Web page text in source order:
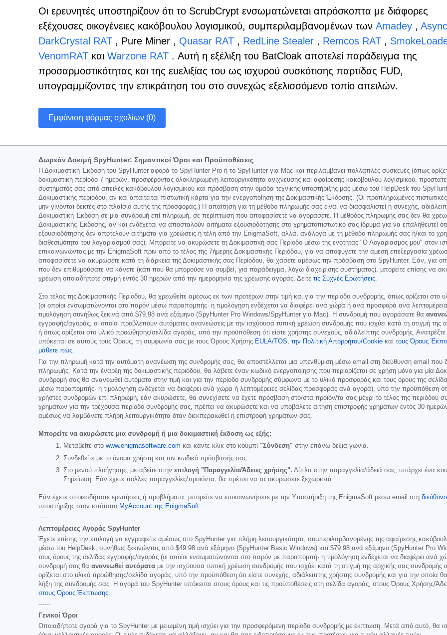
Οι ερευνητές υποστηρίζουν ότι το ScrubCrypt ενσωματώνεται απρόσκοπτα με διάφορες
εξέχουσες οικογένειες κακόβουλου λογισμικού, συμπεριλαμβανομένων των Amadey ,
DarkCrystal RAT , Pure Miner , Quasar RAT , RedLine Stealer , Remcos RAT ,
VenomRAT και Warzone RAT . Αυτή η εξέλιξη του BatCloak αποτελεί παράδειγμα της
προσαρμοστικότητας και της ευελιξίας του ως ισχυρού συσκότισης παρτίδας FUD,
υπογραμμίζοντας την επικράτηση του στο συνεχώς εξελισσόμενο τοπίο απειλών.
Εμφάνιση φόρμας σχολίων (0)
Δωρεάν Δοκιμή SpyHunter: Σημαντικοί Όροι και Προϋποθέσεις
Η Δοκιμαστική Έκδοση του SpyHunter αφορά το SpyHunter Pro ή το SpyHunter για Mac και περιλαμβάνει πολλαπλές συσκευές (όπως
δοκιμαστική περίοδο 7 ημερών, προσφέροντας ολοκληρωμένη λειτουργικότητα ανίχνευσης και αφαίρεσης κακόβουλου λογισμικού,
συστήματός σας από απειλές κακόβουλου λογισμικού και πρόσβαση στην ομάδα τεχνικής υποστήριξής μας μέσω του HelpDesk του
Δοκιμαστικής περιόδου, αν και απαιτείται πιστωτική κάρτα για την ενεργοποίηση της Δοκιμαστικής Έκδοσης. (Οι προπληρωμένες
μην γίνονται δεκτές στο πλαίσιο αυτής της προσφοράς.) Η απαίτηση για τη μέθοδο πληρωμής σας είναι να διασφαλιστεί η συνεχής,
Δοκιμαστική Έκδοση σε μια συνδρομή επί πληρωμή, σε περίπτωση που αποφασίσετε να αγοράσετε. Η μέθοδος πληρωμής σας δεν θα
Δοκιμαστικής Έκδοσης, αν και ενδέχεται να αποσταλούν αιτήματα εξουσιοδότησης στο χρηματοπιστωτικό σας ίδρυμα για να επαληθευτεί
εξουσιοδότησης δεν αποτελούν αιτήματα για χρεώσεις ή τέλη από την EnigmaSoft, αλλά, ανάλογα με τη μέθοδο πληρωμής σας ή/και το
διαθεσιμότητα του λογαριασμού σας). Μπορείτε να ακυρώσετε τη Δοκιμαστική σας Περίοδο μέσω της ενότητας "Ο Λογαριασμός μου" στον
επικοινωνώντας με την EnigmaSoft πριν από το τέλος της 7ήμερης Δοκιμαστικής Περιόδου, για να αποφύγετε την άμεση επεξεργασία
αποφασίσετε να ακυρώσετε κατά τη διάρκεια της Δοκιμαστικής σας Περίοδου, θα χάσετε αμέσως την πρόσβαση στο SpyHunter. Εάν, για
που δεν επιθυμούσατε να κάνετε (κάτι που θα μπορούσε να συμβεί, για παράδειγμα, λόγω διαχείρισης συστήματος), μπορείτε επίσης να
χρέωση οποιαδήποτε στιγμή εντός 30 ημερών από την ημερομηνία της χρέωσης αγοράς. Δείτε τις Συχνές Ερωτήσεις.
Στο τέλος της Δοκιμαστικής Περίοδου, θα χρεωθείτε αμέσως εκ των προτέρων στην τιμή και για την περίοδο συνδρομής, όπως ορίζεται
(οι οποίοι ενσωματώνονται στο παρόν μέσω παραπομπής· η τιμολόγηση ενδέχεται να διαφέρει ανά χώρα ή ανά προσφορά ανά
τιμολόγηση συνήθως ξεκινά από $79.98 ανά εξάμηνο (SpyHunter Pro Windows/SpyHunter για Mac). Η συνδρομή που αγοράσατε θα
εγγραφής/αγοράς, οι οποίοι προβλέπουν αυτόματες ανανεώσεις με την ισχύουσα τυπική χρέωση συνδρομής που ισχύει κατά τη στιγμή της
ή όπως ορίζεται στο υλικό προώθησης/σελίδα αγοράς, υπό την προϋπόθεση ότι είστε χρήστης συνεχούς, αδιάλειπτης συνδρομής.
υπόκειται σε αυτούς τους Όρους, τη συμφωνία σας με τους Όρους Χρήσης EULA/TOS, την Πολιτική Απορρήτου/Cookie και τους Όρους
μάθετε πώς.
Για την πληρωμή κατά την αυτόματη ανανέωση της συνδρομής σας, θα αποστέλλεται μια υπενθύμιση μέσω email στη διεύθυνση email
πληρωμής. Κατά την έναρξη της δοκιμαστικής περιόδου, θα λάβετε έναν κωδικό ενεργοποίησης που περιορίζεται σε χρήση μόνο για μία
συνδρομή σας θα ανανεωθεί αυτόματα στην τιμή και για την περίοδο συνδρομής σύμφωνα με το υλικό προσφοράς και τους όρους της
μέσω παραπομπής· η τιμολόγηση ενδέχεται να διαφέρει ανά χώρα ή λεπτομέρειες σελίδας προσφοράς ανά αγορά), υπό την προϋπόθεση
χρήστες συνδρομών επί πληρωμή, εάν ακυρώσετε, θα συνεχίσετε να έχετε πρόσβαση στο/στα προϊόν/τα σας μέχρι το τέλος της περιόδου
χρημάτων για την τρέχουσα περίοδο συνδρομής σας, πρέπει να ακυρώσετε και να υποβάλετε αίτηση επιστροφής χρημάτων εντός 30
αμέσως να λαμβάνετε πλήρη λειτουργικότητα όταν διεκπεραιωθεί η επιστροφή χρημάτων σας.
Μπορείτε να ακυρώσετε μια συνδρομή ή μια δοκιμαστική έκδοση ως εξής:
Μεταβείτε στο www.enigmasoftware.com και κάντε κλικ στο κουμπί "Σύνδεση" στην επάνω δεξιά γωνία.
Συνδεθείτε με το όνομα χρήστη και τον κωδικό πρόσβασής σας.
Στο μενού πλοήγησης, μεταβείτε στην επιλογή "Παραγγελία/Άδειες χρήσης". Δίπλα στην παραγγελία/άδειά σας, υπάρχει ένα
Σημείωση: Εάν έχετε πολλές παραγγελίες/προϊόντα, θα πρέπει να τα ακυρώσετε ξεχωριστά.
Εάν έχετε οποιεσδήποτε ερωτήσεις ή προβλήματα, μπορείτε να επικοινωνήσετε με την Υποστήριξη της EnigmaSoft μέσω email στη
υποστήριξης στον ιστότοπο MyAccount της EnigmaSoft.
------
Λεπτομέρειες Αγοράς SpyHunter
Έχετε επίσης την επιλογή να εγγραφείτε αμέσως στο SpyHunter για πλήρη λειτουργικότητα, συμπεριλαμβανομένης της αφαίρεσης
μέσω του HelpDesk, συνήθως ξεκινώντας από $49.98 ανά εξάμηνο (SpyHunter Basic Windows) και $79.98 ανά εξάμηνο (SpyHunter Pro
τους όρους της σελίδας εγγραφής/αγοράς (οι οποίοι ενσωματώνονται στο παρόν με παραπομπή· η τιμολόγηση ενδέχεται να διαφέρει
συνδρομή σας θα ανανεωθεί αυτόματα με την ισχύουσα τυπική χρέωση συνδρομής που ισχύει κατά τη στιγμή της αρχικής σας
ορίζεται στο υλικό προώθησης/σελίδα αγοράς, υπό την προϋπόθεση ότι είστε συνεχής, αδιάλειπτης χρήστης συνδρομής και για την οποία
λήξη της συνδρομής σας. Η αγορά του SpyHunter υπόκειται στους όρους και τις προϋποθέσεις στη σελίδα αγοράς, στους Όρους Χρήσης/
στους Όρους Έκπτωσης.
------
Γενικοί Όροι
Οποιαδήποτε αγορά για το SpyHunter με μειωμένη τιμή ισχύει για την προσφερόμενη περίοδο συνδρομής με έκπτωση. Μετά από αυτό, θα